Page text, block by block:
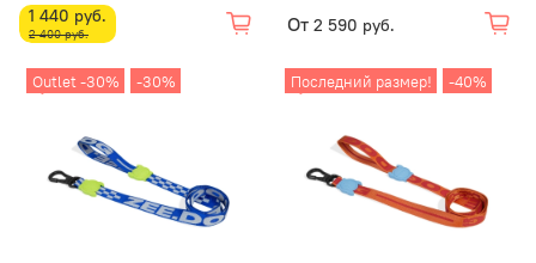
1 440 руб.
2 400 руб. От 2 590 руб.
Outlet -30% -30% Последний размер! -40%